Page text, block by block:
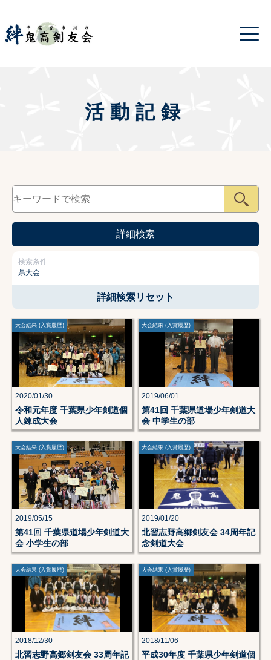
活動記録
詳細検索
県大会
詳細検索リセット
大会結果 (入賞履歴)
2020/01/30
令和元年度 千葉県少年剣道個
人錬成大会
大会結果 (入賞履歴)
2019/06/01
第41回 千葉県道場少年剣道大
会 中学生の部
大会結果 (入賞履歴)
2019/05/15
第41回 千葉県道場少年剣道大
会 小学生の部
大会結果 (入賞履歴)
2019/01/20
北習志野高郷剣友会 34周年記
念剣道大会
大会結果 (入賞履歴)
2018/12/30
北習志野高郷剣友会 33周年記
大会結果 (入賞履歴)
2018/11/06
平成30年度 千葉県少年剣道個